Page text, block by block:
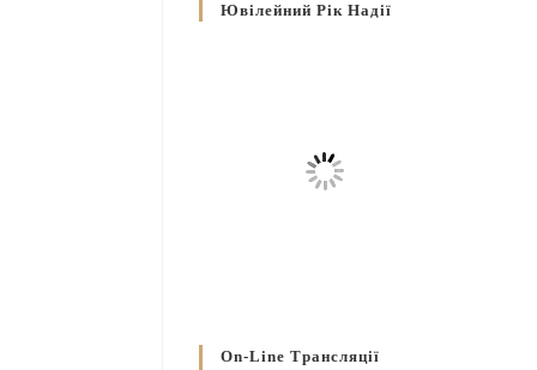
Ювілейний Рік Надії
On-Line Трансляції